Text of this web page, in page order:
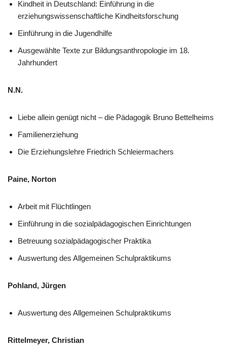
Kindheit in Deutschland: Einführung in die
erziehungswissenschaftliche Kindheitsforschung
Einführung in die Jugendhilfe
Ausgewählte Texte zur Bildungsanthropologie im 18.
Jahrhundert
N.N.
Liebe allein genügt nicht – die Pädagogik Bruno Bettelheims
Familienerziehung
Die Erziehungslehre Friedrich Schleiermachers
Paine, Norton
Arbeit mit Flüchtlingen
Einführung in die sozialpädagogischen Einrichtungen
Betreuung sozialpädagogischer Praktika
Auswertung des Allgemeinen Schulpraktikums
Pohland, Jürgen
Auswertung des Allgemeinen Schulpraktikums
Rittelmeyer, Christian